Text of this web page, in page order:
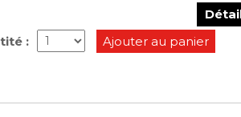
: Ajouter au panier